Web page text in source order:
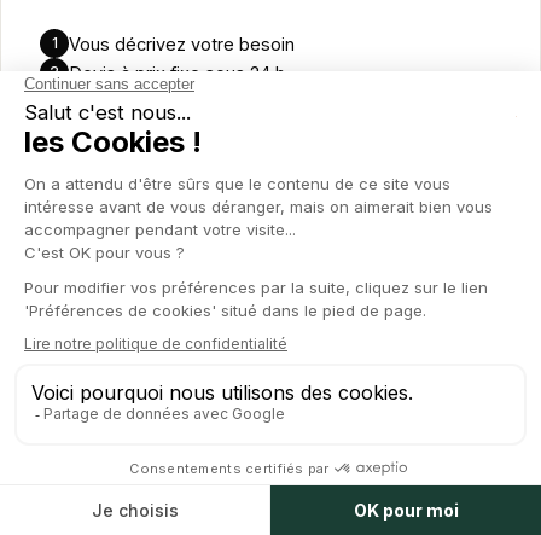
1 Vous décrivez votre besoin
2 Devis à prix fixe sous 24 h
3 On exécute, vous suivez dans l'app
Plus d'un besoin par mois ?L'abonnement est vite
rentable.
Découvrir le forfait ponctuel
juste un sujet à régler. Un contrat, un pacte
d'associés, une levée, un contentieux
un prix fixe pour
. Sans abonnement, sans engagement.